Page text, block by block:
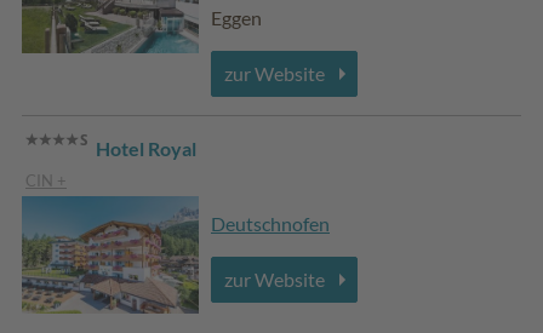
Eggen
zur Website
Hotel Royal
CIN +
Deutschnofen
zur Website